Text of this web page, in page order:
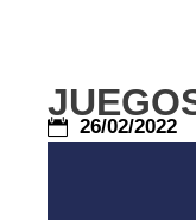
26/02/2022